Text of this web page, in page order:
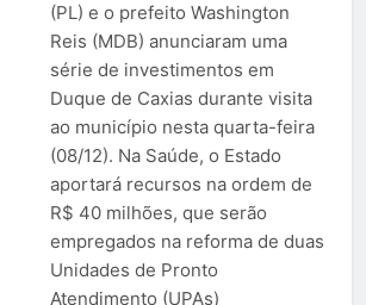
(PL) e o prefeito Washington
Reis (MDB) anunciaram uma
série de investimentos em
Duque de Caxias durante visita
ao município nesta quarta-feira
(08/12). Na Saúde, o Estado
aportará recursos na ordem de
R$ 40 milhões, que serão
empregados na reforma de duas
Unidades de Pronto
Atendimento (UPAs)